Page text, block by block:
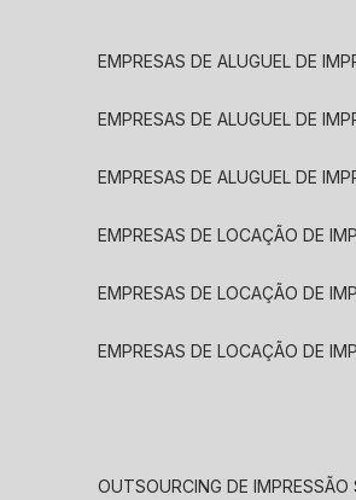
EMPRESAS DE ALUGUEL DE
EMPRESAS DE ALUGUEL DE
EMPRESAS DE ALUGUEL DE
EMPRESAS DE LOCAÇÃO DE
EMPRESAS DE LOCAÇÃO DE
EMPRESAS DE LOCAÇÃO DE
OUTSOURCING DE